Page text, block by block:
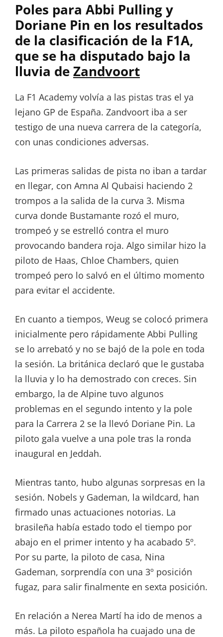
Paquet
Poles para Abbi Pulling y
Doriane Pin en los resultados
de la clasificación de la F1A,
que se ha disputado bajo la
lluvia deZandvoort
La F1 Academy volvía a las pistas tras el ya
lejano GP de España. Zandvoort iba a ser
testigo de una nueva carrera de la categoría,
con unas condiciones adversas.
Las primeras salidas de pista no iban a tardar
en llegar, con Amna Al Qubaisi haciendo 2
trompos a la salida de la curva 3. Misma
curva donde Bustamante rozó el muro,
trompeó y se estrelló contra el muro
provocando bandera roja. Algo similar hizo la
piloto de Haas, Chloe Chambers, quien
trompeó pero lo salvó en el último momento
para evitar el accidente.
En cuanto a tiempos, Weug se colocó primera
inicialmente pero rápidamente Abbi Pulling
se lo arrebató y no se bajó de la pole en toda
la sesión. La británica declaró que le gustaba
la lluvia y lo ha demostrado con creces. Sin
embargo, la de Alpine tuvo algunos
problemas en el segundo intento y la pole
para la Carrera 2 se la llevó Doriane Pin. La
piloto gala vuelve a una pole tras la ronda
inaugural en Jeddah.
Mientras tanto, hubo algunas sorpresas en la
sesión. Nobels y Gademan, la wildcard, han
firmado unas actuaciones notorias. La
brasileña había estado todo el tiempo por
abajo en el primer intento y ha acabado 5º.
Por su parte, la piloto de casa, Nina
Gademan, sorprendía con una 3º posición
fugaz, para salir finalmente en sexta posición.
En relación a Nerea Martí ha ido de menos a
más. La piloto española ha cuajado una de